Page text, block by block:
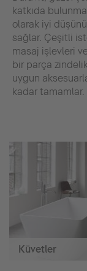
katkıda
olarak iyi
sağlar. Çeşitli
masaj işlevleri
bir parça
uygun
kadar tamamlar.
Küvetler